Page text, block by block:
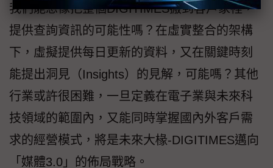
我們能想像把整個DIGITIMES搬到客戶家裡，
提供查詢資訊的可能性嗎？在虛實整合的架構
下，虛擬提供每日更新的資料，又在關鍵時刻
能提出洞見（Insights）的見解，可能嗎？其他
行業或許很困難，一旦定義在電子業與未來科
技領域的範圍內，又能同時掌握國內外客戶需
求的經營模式，將是未來大椽-DIGITIMES邁向
「媒體3.0」的佈局戰略。